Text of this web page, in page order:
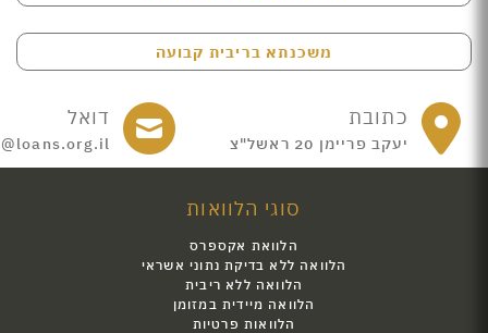
משכנתא בריבית קבועה
כתובת
יעקב פריימן 20 ראשל"צ
דואל
סוגי הלוואות
הלוואת אקספרס
הלוואה ללא בדיקת נתוני אשראי
הלוואה ללא ריבית
הלוואה מיידית במזומן
הלוואות פרטיות